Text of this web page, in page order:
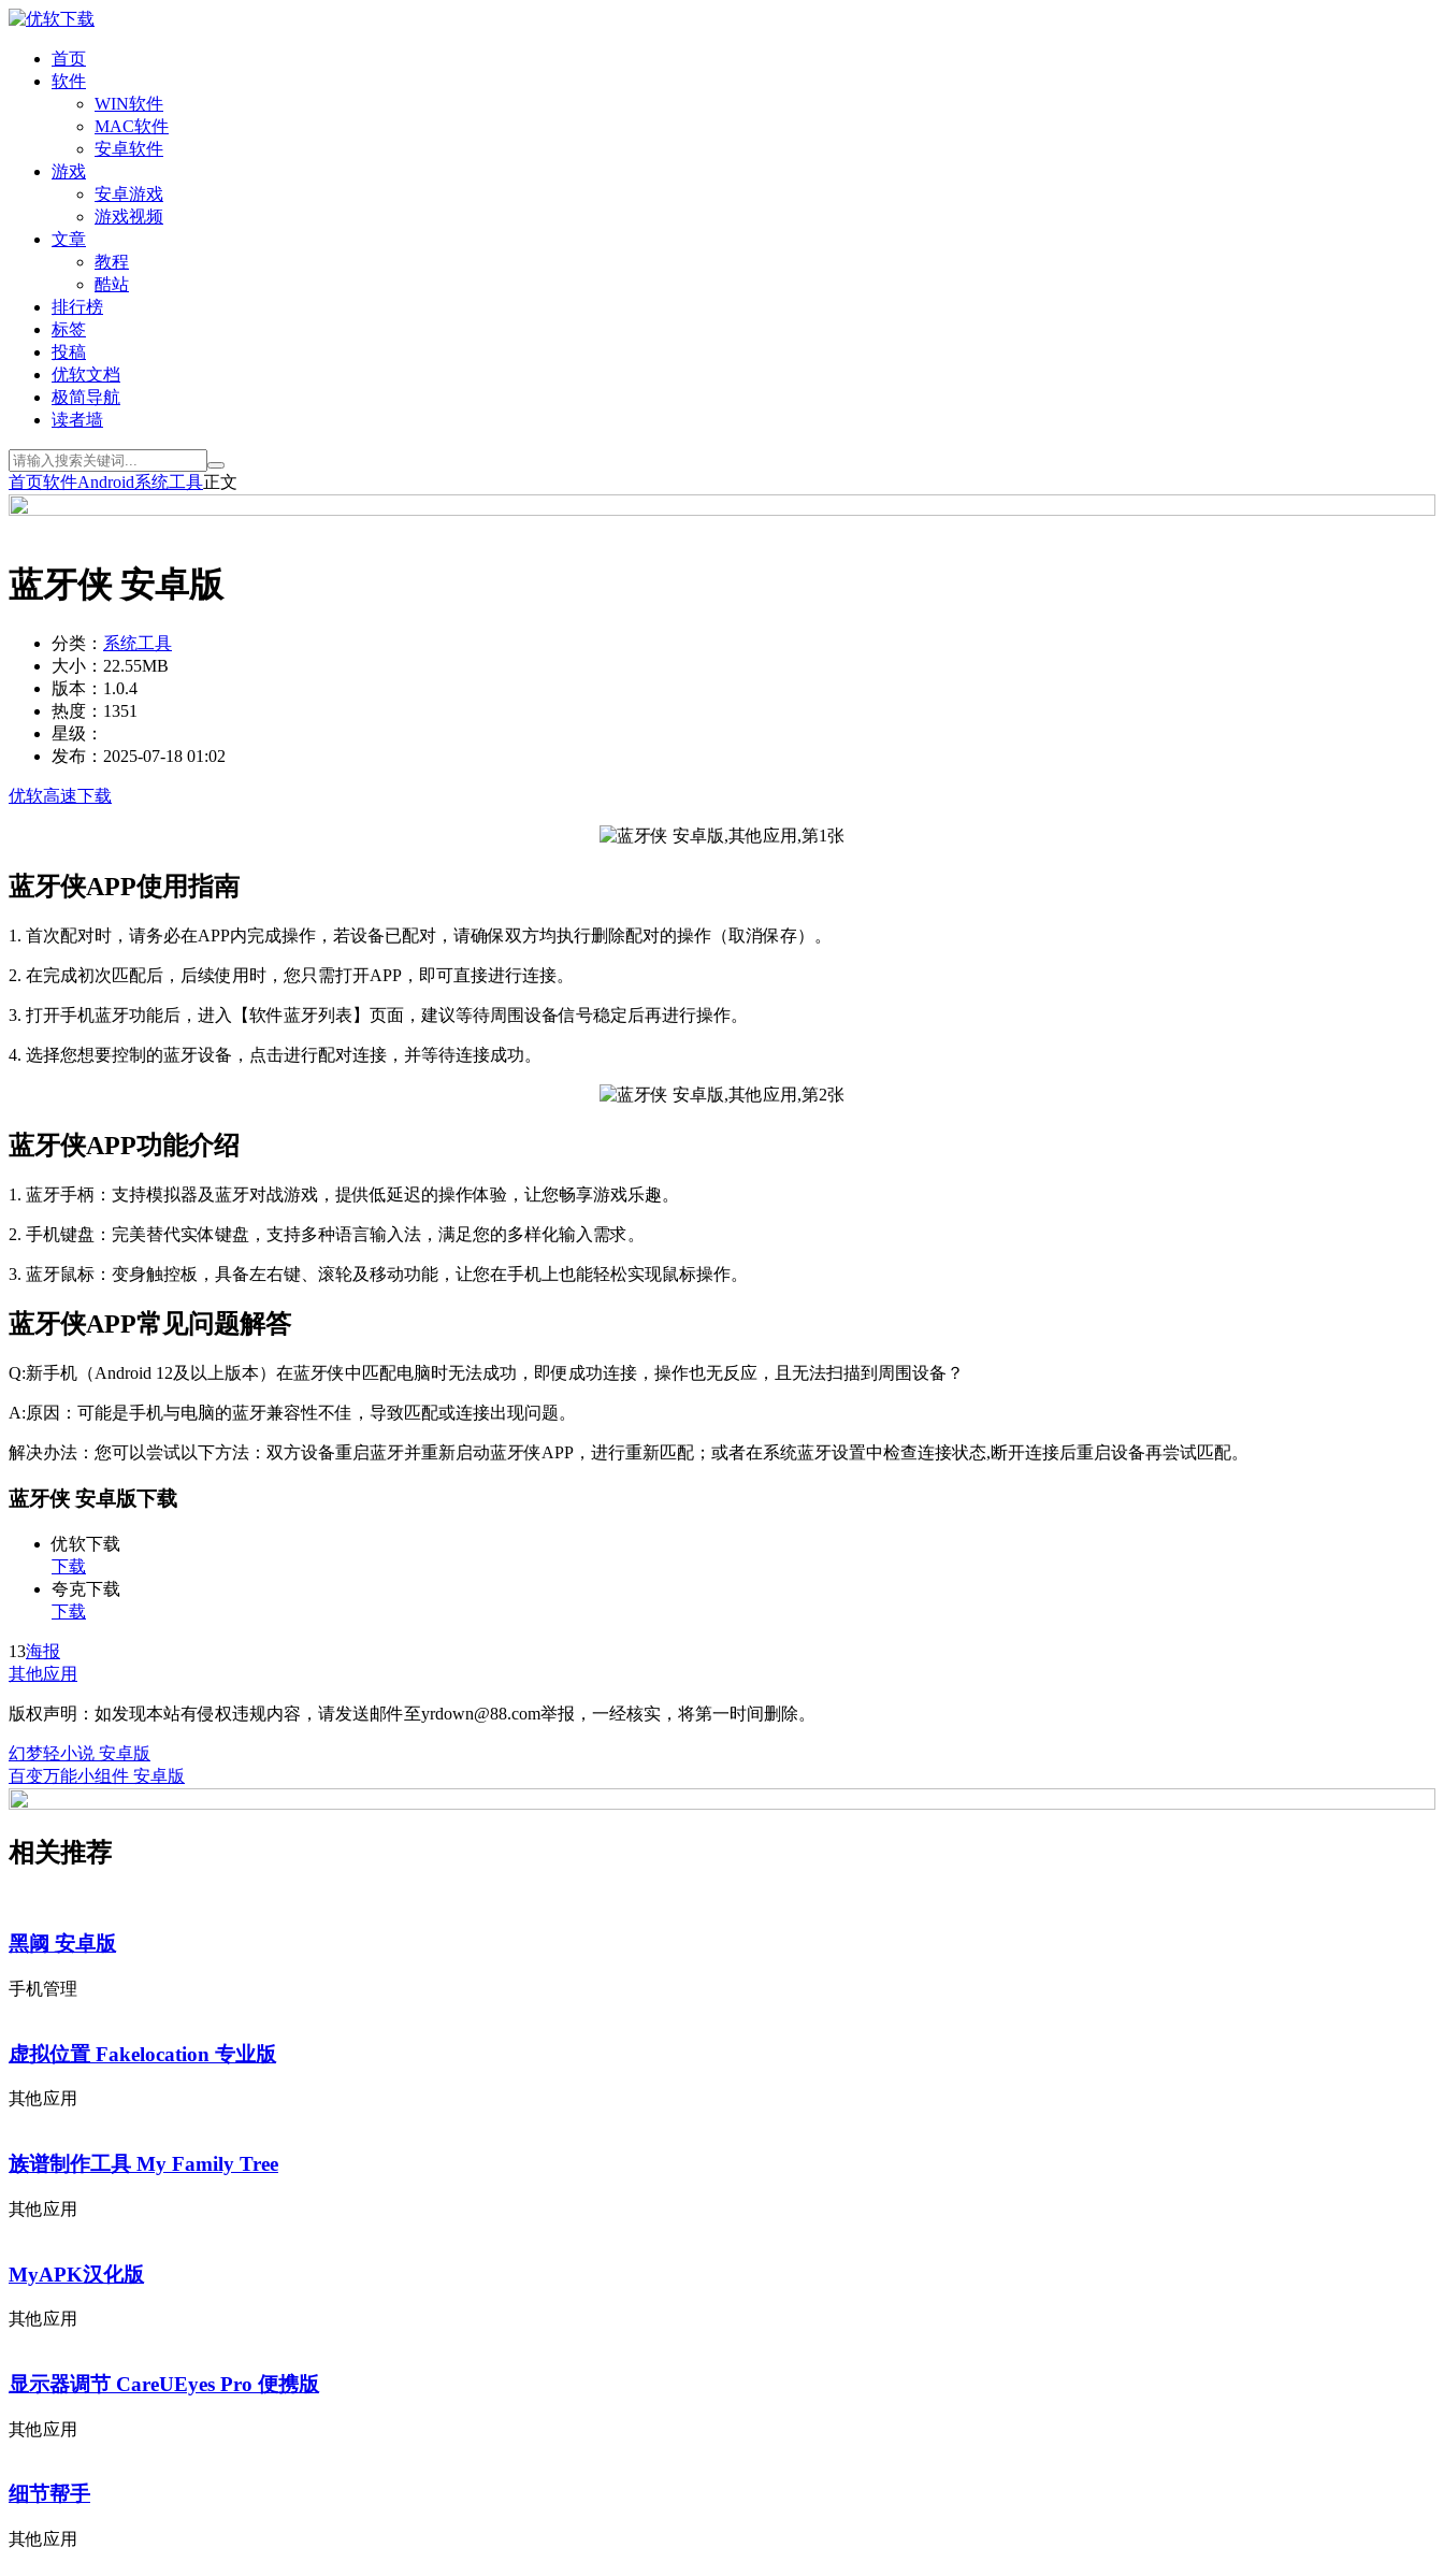
首页
软件
WIN软件
MAC软件
安卓软件
游戏
安卓游戏
游戏视频
文章
教程
酷站
排行榜
标签
投稿
优软文档
极简导航
读者墙
首页软件Android系统工具正文
蓝牙侠 安卓版
分类： 系统工具
大小： 22.55MB
版本： 1.0.4
热度： 1351
星级：
发布： 2025-07-18 01:02
优软高速下载
蓝牙侠APP使用指南
1. 首次配对时，请务必在APP内完成操作，若设备已配对，请确保双方均执行删除配对的操作（取消保存）。
2. 在完成初次匹配后，后续使用时，您只需打开APP，即可直接进行连接。
3. 打开手机蓝牙功能后，进入【软件蓝牙列表】页面，建议等待周围设备信号稳定后再进行操作。
4. 选择您想要控制的蓝牙设备，点击进行配对连接，并等待连接成功。
蓝牙侠APP功能介绍
1. 蓝牙手柄：支持模拟器及蓝牙对战游戏，提供低延迟的操作体验，让您畅享游戏乐趣。
2. 手机键盘：完美替代实体键盘，支持多种语言输入法，满足您的多样化输入需求。
3. 蓝牙鼠标：变身触控板，具备左右键、滚轮及移动功能，让您在手机上也能轻松实现鼠标操作。
蓝牙侠APP常见问题解答
Q:新手机（Android 12及以上版本）在蓝牙侠中匹配电脑时无法成功，即便成功连接，操作也无反应，且无法扫描到周围设备？
A:原因：可能是手机与电脑的蓝牙兼容性不佳，导致匹配或连接出现问题。
解决办法：您可以尝试以下方法：双方设备重启蓝牙并重新启动蓝牙侠APP，进行重新匹配；或者在系统蓝牙设置中检查连接状态,断开连接后重启设备再尝试匹配。
蓝牙侠 安卓版下载
优软下载
下载
夸克下载
下载
13海报
其他应用
版权声明：如发现本站有侵权违规内容，请发送邮件至yrdown@88.com举报，一经核实，将第一时间删除。
幻梦轻小说 安卓版
百变万能小组件 安卓版
相关推荐
黑阈 安卓版
手机管理
虚拟位置 Fakelocation 专业版
其他应用
族谱制作工具 My Family Tree
其他应用
MyAPK汉化版
其他应用
显示器调节 CareUEyes Pro 便携版
其他应用
细节帮手
其他应用